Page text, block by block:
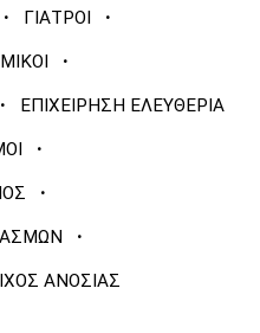
· ΓΙΑΤΡΟΙ ·
·
· ΕΠΙΧΕΙΡΗΣΗ ΕΛΕΥΘΕΡΙΑ
·
·
·
ΑΝΟΣΙΑΣ